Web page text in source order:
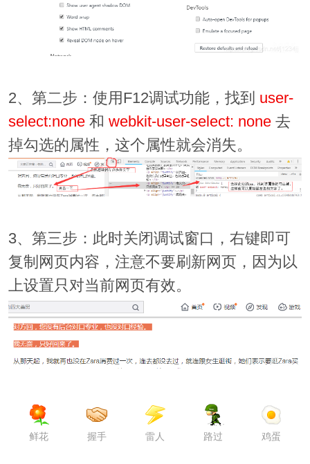
2、第二步：使用F12调试功能，找到 user-
select:none 和 webkit-user-select: none 去
掉勾选的属性，这个属性就会消失。
3、第三步：此时关闭调试窗口，右键即可
复制网页内容，注意不要刷新网页，因为以
上设置只对当前网页有效。
鲜花 握手 雷人 路过 鸡蛋